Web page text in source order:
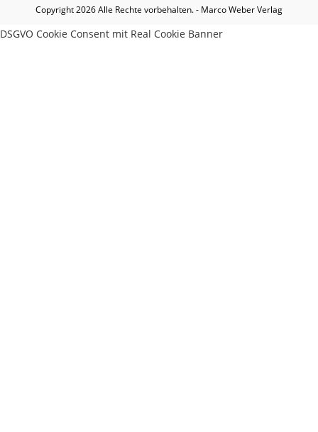
Copyright 2026 Alle Rechte vorbehalten. - Marco Weber Verlag
DSGVO Cookie Consent mit Real Cookie Banner